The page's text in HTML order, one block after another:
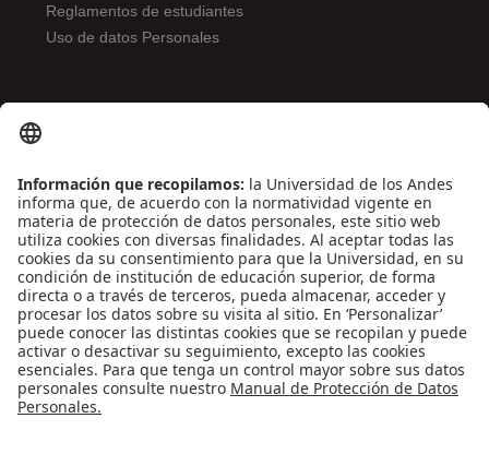
Reglamentos de estudiantes
Uso de datos Personales
Contáctenos
Biblioguías
Preguntas frecuentes
Capacitación
Directrices
Entretenimiento
Compra de libros y material audiovisual